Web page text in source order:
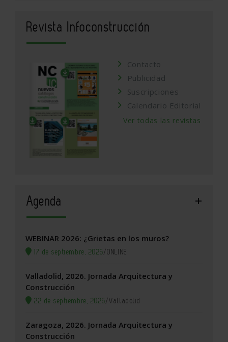
Revista Infoconstrucción
Contacto
Publicidad
Suscripciones
Calendario Editorial
Ver todas las revistas
Agenda
WEBINAR 2026: ¿Grietas en los muros?
17 de septiembre, 2026/ONLINE
Valladolid, 2026. Jornada Arquitectura y
Construcción
22 de septiembre, 2026/Valladolid
Zaragoza, 2026. Jornada Arquitectura y
Construcción